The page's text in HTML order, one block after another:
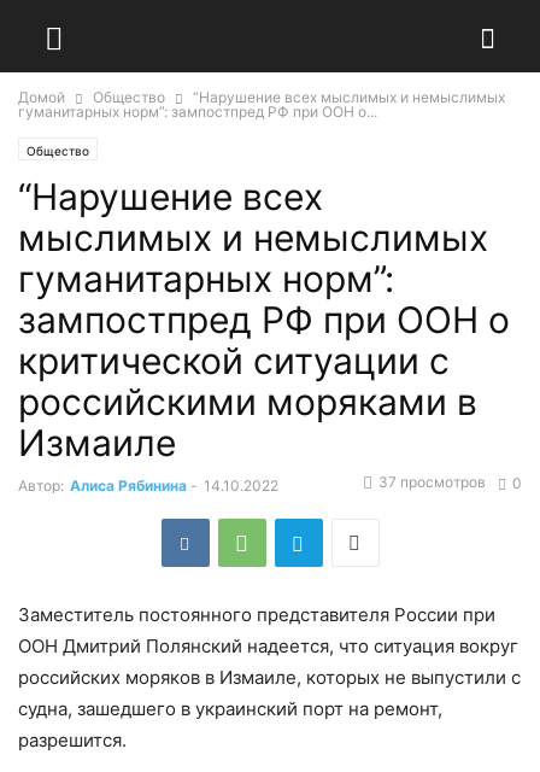
Домой Общество
“Нарушение всех мыслимых и немыслимых
гуманитарных норм”: зампостпред РФ при ООН о...
Общество
“Нарушение всех
мыслимых и немыслимых
гуманитарных норм”:
зампостпред РФ при ООН о
критической ситуации с
российскими моряками в
Измаиле
Автор: Алиса Рябинина - 14.10.2022 0
37 просмотров
Заместитель постоянного представителя России при
ООН Дмитрий Полянский надеется, что ситуация вокруг
российских моряков в Измаиле, которых не выпустили с
судна, зашедшего в украинский порт на ремонт,
разрешится.